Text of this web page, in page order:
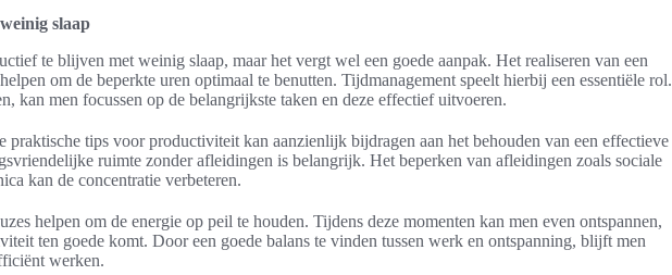
slaap
te blijven met weinig slaap, maar het vergt wel een goede aanpak. Het realiseren van een
om de beperkte uren optimaal te benutten. Tijdmanagement speelt hierbij een essentiële rol.
kan men focussen op de belangrijkste taken en deze effectief uitvoeren.
praktische tips voor productiviteit kan aanzienlijk bijdragen aan het behouden van een effectieve
ruimte zonder afleidingen is belangrijk. Het beperken van afleidingen zoals sociale
kan de concentratie verbeteren.
helpen om de energie op peil te houden. Tijdens deze momenten kan men even ontspannen,
ten goede komt. Door een goede balans te vinden tussen werk en ontspanning, blijft men
werken.